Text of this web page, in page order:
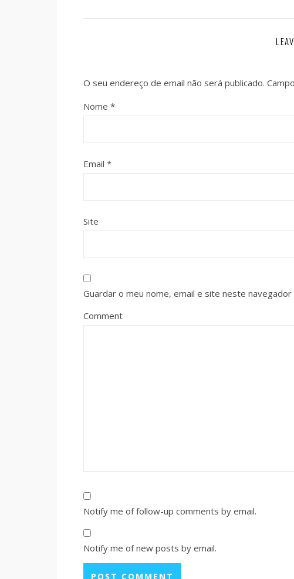
O seu endereço de email não será publicado.
Nome *
Email *
Site
Guardar o meu nome, email e site neste
Comment
Notify me of follow-up comments by email.
Notify me of new posts by email.